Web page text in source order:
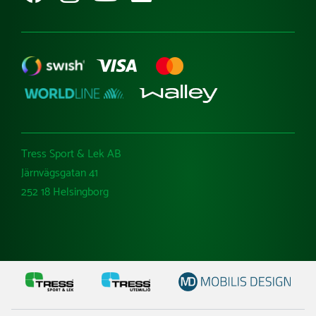
Tress Sport & Lek AB
Järnvägsgatan 41
252 18 Helsingborg